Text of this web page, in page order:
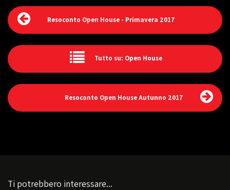
Resoconto Open House - Primavera 2017
Tutto su: Open House
Resoconto Open House Autunno 2017
Ti potrebbero interessare...